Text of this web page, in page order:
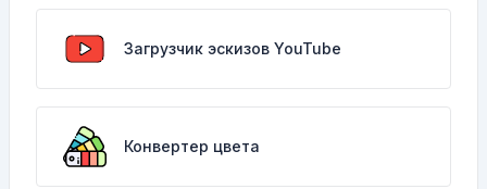
Загрузчик эскизов YouTube
Конвертер цвета